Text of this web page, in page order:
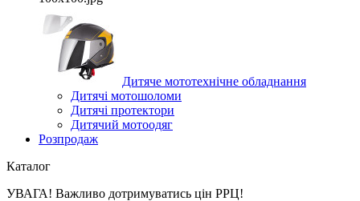
Дитяче мототехнічне обладнання
Дитячі мотошоломи
Дитячі протектори
Дитячий мотоодяг
Розпродаж
Каталог
УВАГА! Важливо дотримуватись цін РРЦ!